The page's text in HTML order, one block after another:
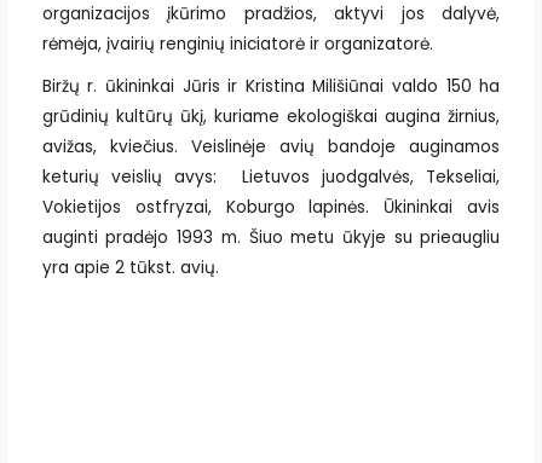
organizacijos įkūrimo pradžios, aktyvi jos dalyvė,
rėmėja, įvairių renginių iniciatorė ir organizatorė.
Biržų r. ūkininkai Jūris ir Kristina Milišiūnai valdo 150 ha
grūdinių kultūrų ūkį, kuriame ekologiškai augina žirnius,
avižas, kviečius. Veislinėje avių bandoje auginamos
keturių veislių avys: Lietuvos juodgalvės, Tekseliai,
Vokietijos ostfryzai, Koburgo lapinės. Ūkininkai avis
auginti pradėjo 1993 m. Šiuo metu ūkyje su prieaugliu
yra apie 2 tūkst. avių.